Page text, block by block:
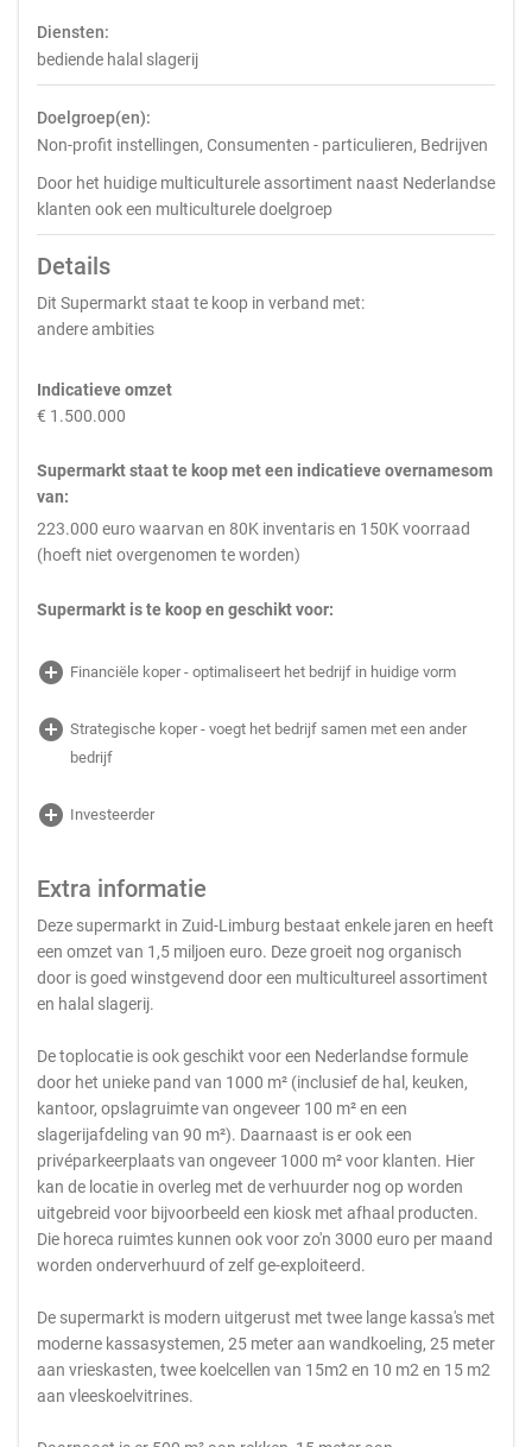
Diensten:
bediende halal slagerij
Doelgroep(en):
Non-profit instellingen, Consumenten - particulieren, Bedrijven
Door het huidige multiculturele assortiment naast Nederlandse
klanten ook een multiculturele doelgroep
Details
Dit Supermarkt staat te koop in verband met:
andere ambities
Indicatieve omzet
€ 1.500.000
Supermarkt staat te koop met een indicatieve overnamesom
van:
223.000 euro waarvan en 80K inventaris en 150K voorraad
(hoeft niet overgenomen te worden)
Supermarkt is te koop en geschikt voor:
add_circle Financiële koper - optimaliseert het bedrijf in huidige vorm
add_circle Strategische koper - voegt het bedrijf samen met een ander
bedrijf
add_circle Investeerder
Extra informatie
Deze supermarkt in Zuid-Limburg bestaat enkele jaren en heeft
een omzet van 1,5 miljoen euro. Deze groeit nog organisch
door is goed winstgevend door een multicultureel assortiment
en halal slagerij.
De toplocatie is ook geschikt voor een Nederlandse formule
door het unieke pand van 1000 m² (inclusief de hal, keuken,
kantoor, opslagruimte van ongeveer 100 m² en een
slagerijafdeling van 90 m²). Daarnaast is er ook een
privéparkeerplaats van ongeveer 1000 m² voor klanten. Hier
kan de locatie in overleg met de verhuurder nog op worden
uitgebreid voor bijvoorbeeld een kiosk met afhaal producten.
Die horeca ruimtes kunnen ook voor zo'n 3000 euro per maand
worden onderverhuurd of zelf ge-exploiteerd.
De supermarkt is modern uitgerust met twee lange kassa's met
moderne kassasystemen, 25 meter aan wandkoeling, 25 meter
aan vrieskasten, twee koelcellen van 15m2 en 10 m2 en 15 m2
aan vleeskoelvitrines.